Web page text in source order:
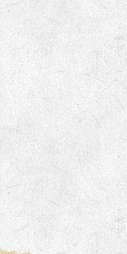
?
au catalogue officiel ?